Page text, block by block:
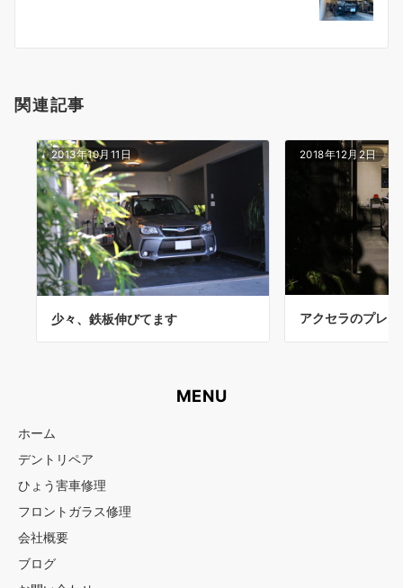
ン
関連記事
2013年10月11日
少々、鉄板伸びてます
2018年12月2日
アクセラのプレ
MENU
ホーム
デントリペア
ひょう害車修理
フロントガラス修理
会社概要
ブログ